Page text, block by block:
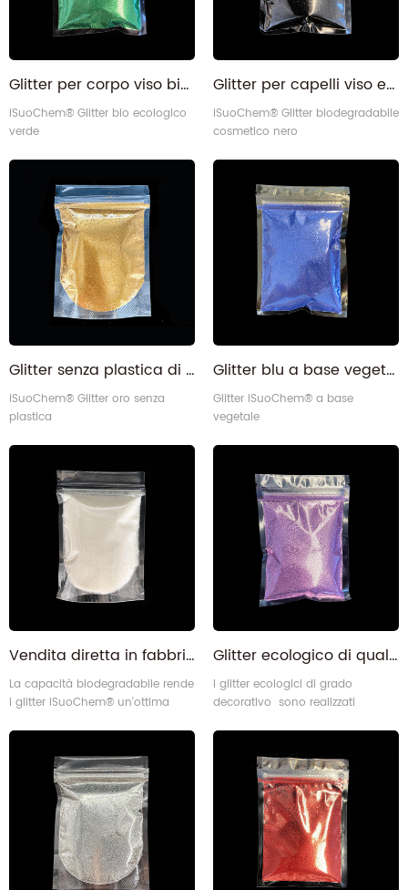
Glitter per corpo viso bio ecologico verde senza plastica per sapone
iSuoChem® Glitter bio ecologico
verde
Glitter per capelli viso e corpo biodegradabili neri di grado cosmetico per il trucco
iSuoChem® Glitter biodegradabile
cosmetico nero
Glitter senza plastica di cellulosa vegetale Gold Enviro realizzati con piante
iSuoChem® Glitter oro senza
plastica
Glitter blu a base vegetale, ecologico e non plastico, a base biologica
Glitter iSuoChem® a base
vegetale
Vendita diretta in fabbrica Bio glitter sfuso biodegradabile bianco per cera da sciogliere
La capacità biodegradabile rende
i glitter iSuoChem® un'ottima
abiti per feste, lavori con la carta
e decorazioni.
Glitter ecologico di qualità decorativa viola sfusa per festival artigianale
I glitter ecologici di grado
decorativo sono realizzati
+ ingrediente vegetale (glicerina)
+ polvere di alluminio + resina
epossidica + coloranti.